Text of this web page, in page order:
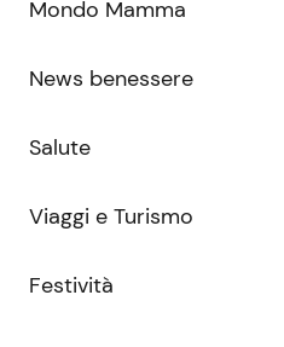
Mondo Mamma
News benessere
Salute
Viaggi e Turismo
Festività